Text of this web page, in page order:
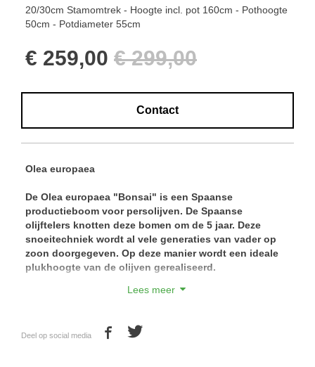
20/30cm Stamomtrek - Hoogte incl. pot 160cm - Pothoogte
50cm - Potdiameter 55cm
€ 259,00 € 299,00
Contact
Olea europaea
De Olea europaea "Bonsai" is een Spaanse
productieboom voor persolijven. De Spaanse
olijftelers knotten deze bomen om de 5 jaar. Deze
snoeitechniek wordt al vele generaties van vader op
zoon doorgegeven. Op deze manier wordt een ideale
plukhoogte van de olijven gerealiseerd.
Door de korte, gedrongen vorm van deze boom is het
bijvoorbeeld op een terras. Deze olijfbomen zijn van
ongekende kwaliteit door strenge kwaliteitscontroles.
Lees meer
Deel op social media